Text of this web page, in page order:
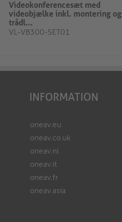
Videokonferencesæt med
videobjælke inkl. montering og
trådl...
VL-VB300-SET01
INFORMATION
oneav.eu
oneav.co.uk
oneav.nl
oneav.it
oneav.fr
oneav.asia